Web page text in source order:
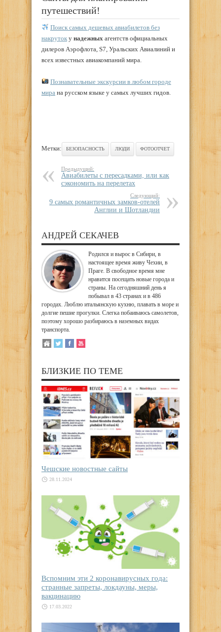
путешествий!
Поиск самых дешевых авиабилетов без
накруток у надежных агентств официальных
дилеров Аэрофлота, S7, Уральских Авиалиний и
всех известных авиакомпаний мира.
Познавательные экскурсии в любом городе
мира на русском языке у самых лучших гидов.
Метки: БЕЗОПАСНОСТЬ ЛЮДИ ФОТООТЧЕТ
Предыдущий:
Авиабилеты с пересадками, или как
сэкономить на перелетах
Следующий:
9 самых романтичных замков-отелей
Англии и Шотландии
АНДРЕЙ СЕКАЧЕВ
Родился и вырос в Сибири, в
настоящее время живу Чехии, в
Праге. В свободное время мне
нравится посещать новые города и
страны. На сегодняшний день я
побывал в 43 странах и в 486
городах. Люблю итальянскую кухню, плавать в море и
долгие пешие прогулки. Слегка побаиваюсь самолетов,
поэтому хорошо разбираюсь в наземных видах
транспорта.
БЛИЗКИЕ ПО ТЕМЕ
Чешские новостные сайты
28.11.2024
Вспомним эти 2 коронавирусных года:
странные запреты, локдауны, меры,
вакцинацию
17.03.2022